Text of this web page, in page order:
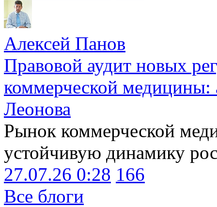
Алексей Панов
Правовой аудит новых
коммерческой медицины:
Леонова
Рынок коммерческой
устойчивую динамику
27.07.26 0:28 166
Все блоги